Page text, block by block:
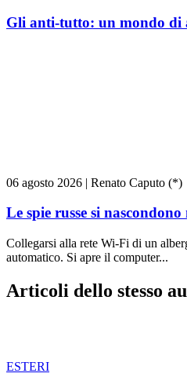
Gli anti-tutto: un mondo di
06 agosto 2026 | Renato Caputo (*)
Le spie russe si
Collegarsi alla rete Wi-Fi di un
automatico. Si apre il computer...
Articoli dello stesso
ESTERI